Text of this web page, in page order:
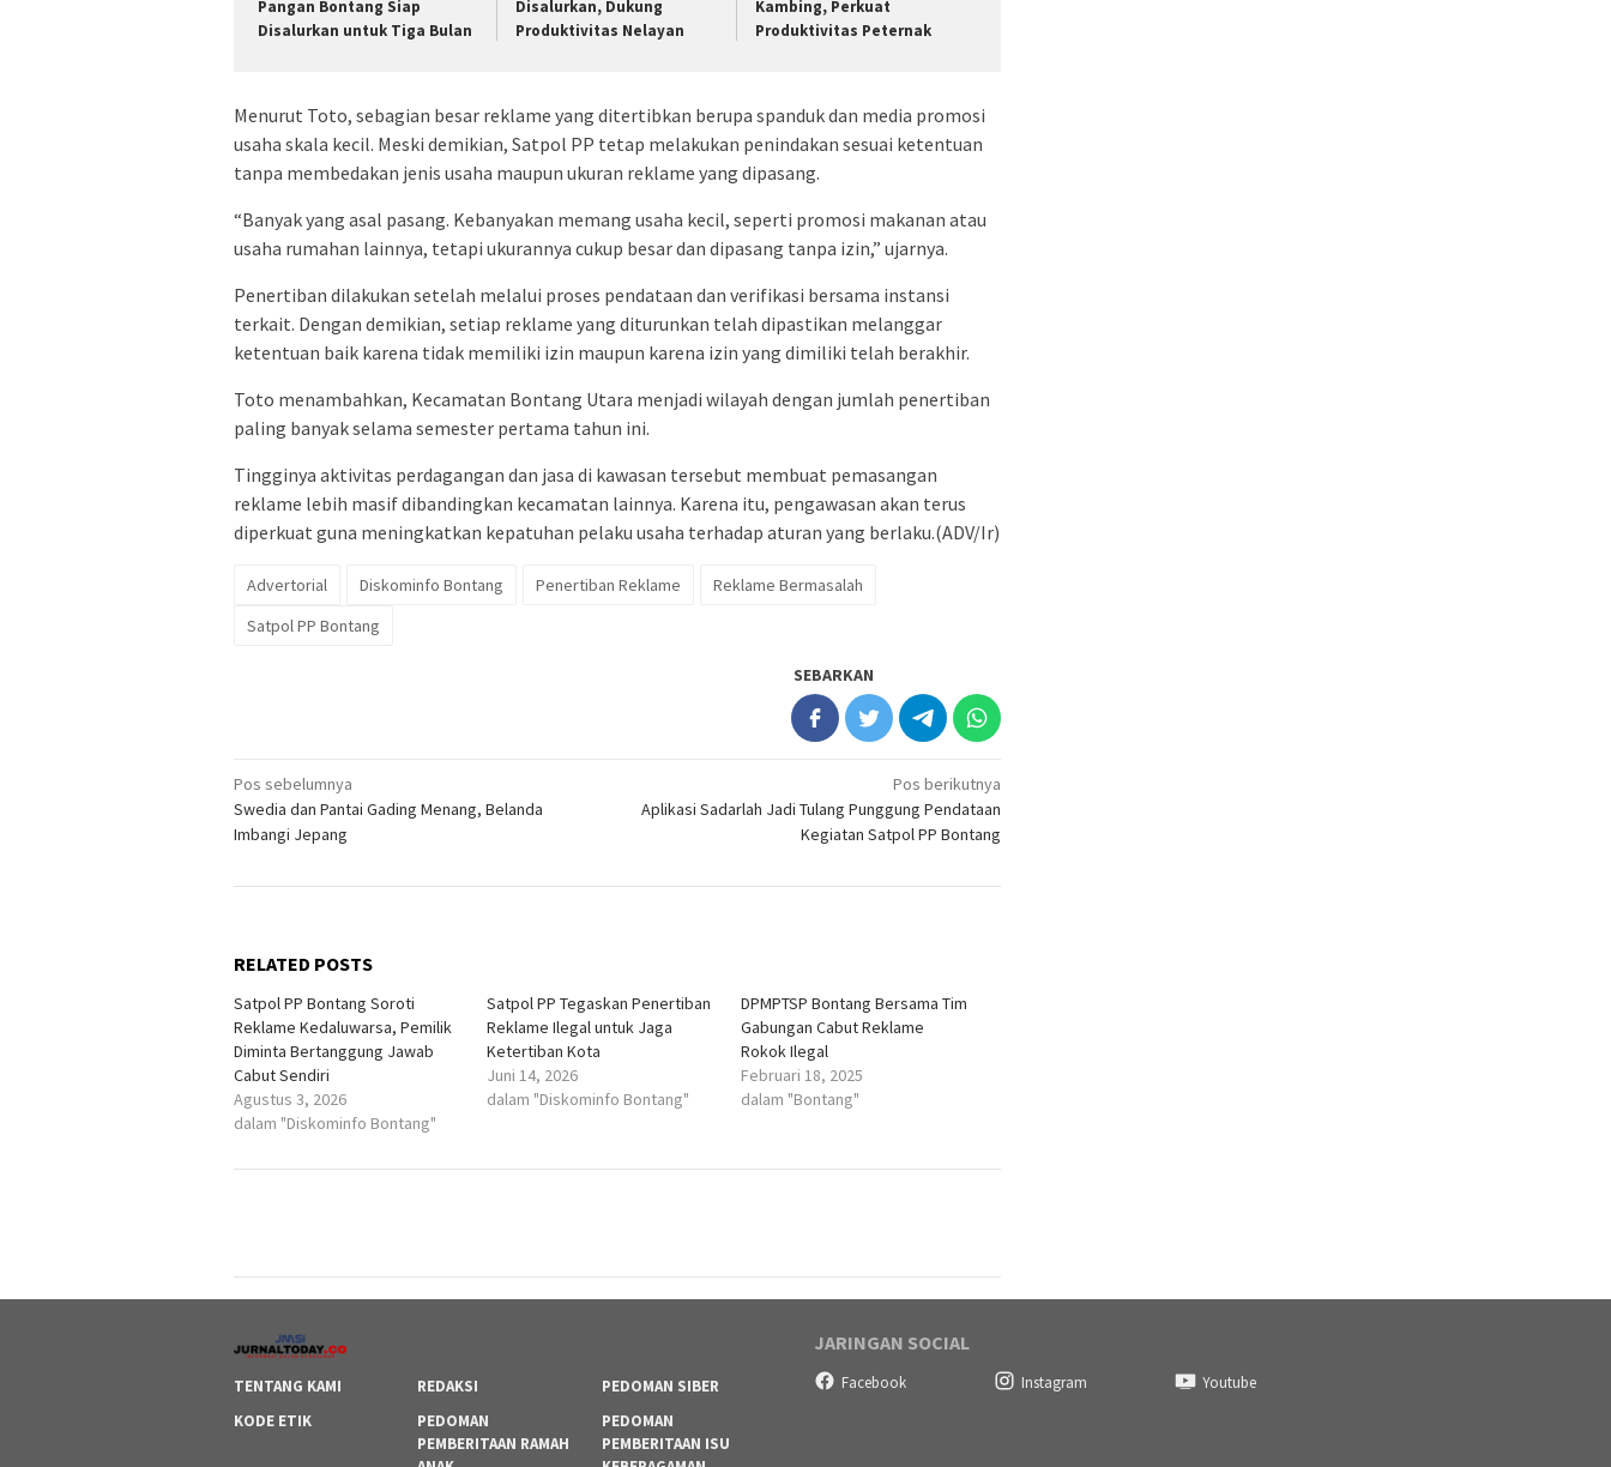
Pangan Bontang Siap
Disalurkan untuk Tiga Bulan
Disalurkan, Dukung
Produktivitas Nelayan
Kambing, Perkuat
Produktivitas Peternak
Menurut Toto, sebagian besar reklame yang ditertibkan berupa spanduk dan media promosi
usaha skala kecil. Meski demikian, Satpol PP tetap melakukan penindakan sesuai ketentuan
tanpa membedakan jenis usaha maupun ukuran reklame yang dipasang.
“Banyak yang asal pasang. Kebanyakan memang usaha kecil, seperti promosi makanan atau
usaha rumahan lainnya, tetapi ukurannya cukup besar dan dipasang tanpa izin,” ujarnya.
Penertiban dilakukan setelah melalui proses pendataan dan verifikasi bersama instansi
terkait. Dengan demikian, setiap reklame yang diturunkan telah dipastikan melanggar
ketentuan baik karena tidak memiliki izin maupun karena izin yang dimiliki telah berakhir.
Toto menambahkan, Kecamatan Bontang Utara menjadi wilayah dengan jumlah penertiban
paling banyak selama semester pertama tahun ini.
Tingginya aktivitas perdagangan dan jasa di kawasan tersebut membuat pemasangan
reklame lebih masif dibandingkan kecamatan lainnya. Karena itu, pengawasan akan terus
diperkuat guna meningkatkan kepatuhan pelaku usaha terhadap aturan yang berlaku.(ADV/Ir)
Advertorial Diskominfo Bontang Penertiban Reklame
Reklame Bermasalah
Satpol PP Bontang
SEBARKAN
Navigasi
pos
Pos sebelumnya
Swedia dan Pantai Gading Menang, Belanda
Imbangi Jepang
Pos berikutnya
Aplikasi Sadarlah Jadi Tulang Punggung Pendataan
Kegiatan Satpol PP Bontang
RELATED POSTS
Satpol PP Bontang Soroti
Reklame Kedaluwarsa, Pemilik
Diminta Bertanggung Jawab
Cabut Sendiri
Agustus 3, 2026
dalam "Diskominfo Bontang"
Satpol PP Tegaskan Penertiban
Reklame Ilegal untuk Jaga
Ketertiban Kota
Juni 14, 2026
dalam "Diskominfo Bontang"
DPMPTSP Bontang Bersama Tim
Gabungan Cabut Reklame
Rokok Ilegal
Februari 18, 2025
dalam "Bontang"
TENTANG KAMI REDAKSI
PEDOMAN SIBER
KODE ETIK
PEDOMAN
PEMBERITAAN RAMAH
PEDOMAN
PEMBERITAAN ISU
JARINGAN SOCIAL
Facebook Instagram Youtube